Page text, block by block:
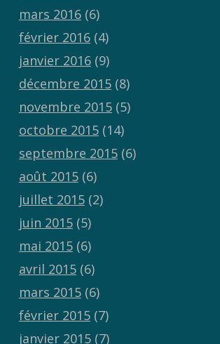
mars 2016(6)
février 2016(4)
janvier 2016(9)
décembre 2015(8)
novembre 2015(5)
octobre 2015(14)
septembre 2015(6)
août 2015(6)
juillet 2015(2)
juin 2015(5)
mai 2015(6)
avril 2015(6)
mars 2015(6)
février 2015(7)
janvier 2015(7)